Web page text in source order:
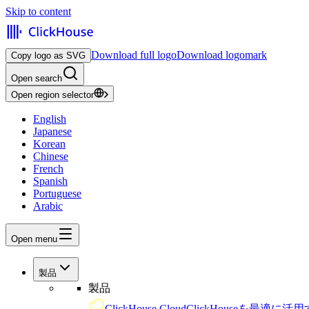
Skip to content
Copy logo as SVG Download full logoDownload logomark
Open search
Open region selector
English
Japanese
Korean
Chinese
French
Spanish
Portuguese
Arabic
Open menu
製品
製品